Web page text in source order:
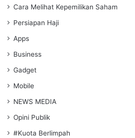
Cara Melihat Kepemilikan Saham
Persiapan Haji
Apps
Business
Gadget
Mobile
NEWS MEDIA
Opini Publik
#Kuota Berlimpah